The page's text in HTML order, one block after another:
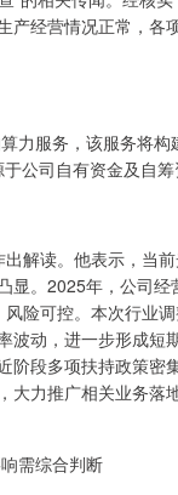
产经营情况正常，各
服务，该服务将构
公司自有资金及自筹
解读。他表示，当
显。2025年，公司经
险可控。本次行业
波动，进一步形成短
阶段多项扶持政策密
大力推广相关业务落
需综合判断